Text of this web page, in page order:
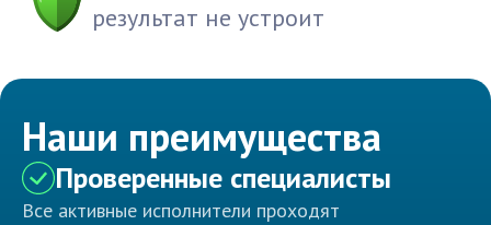
результат не устроит
Наши преимущества
Проверенные специалисты
Все активные исполнители проходят